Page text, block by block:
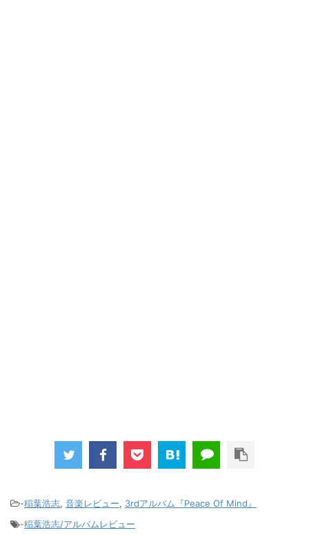
-稲葉浩志, 音楽レビュー, 3rdアルバム『Peace Of Mind』
-稲葉浩志/アルバムレビュー